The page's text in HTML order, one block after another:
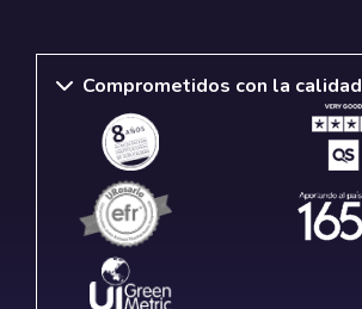
Comprometidos con la calidad